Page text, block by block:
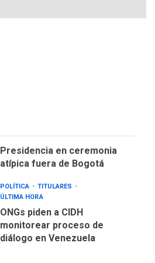
Presidencia en ceremonia
atípica fuera de Bogotá
POLÍTICA
TITULARES
ÚLTIMA HORA
ONGs piden a CIDH
monitorear proceso de
diálogo en Venezuela